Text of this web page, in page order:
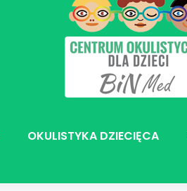
OKULISTYKA DZIECIĘCA